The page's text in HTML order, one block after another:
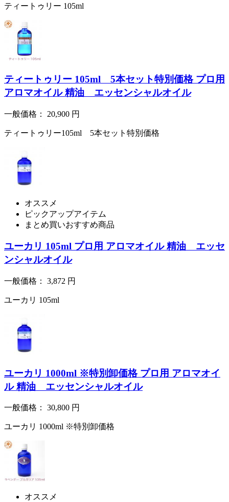
ティートゥリー 105ml
ティートゥリー 105ml 5本セット特別価格 プロ用
アロマオイル 精油 エッセンシャルオイル
一般価格： 20,900 円
ティートゥリー105ml 5本セット特別価格
オススメ
ピックアップアイテム
まとめ買いおすすめ商品
ユーカリ 105ml プロ用 アロマオイル 精油 エッセ
ンシャルオイル
一般価格： 3,872 円
ユーカリ 105ml
ユーカリ 1000ml ※特別卸価格 プロ用 アロマオイ
ル 精油 エッセンシャルオイル
一般価格： 30,800 円
ユーカリ 1000ml ※特別卸価格
オススメ